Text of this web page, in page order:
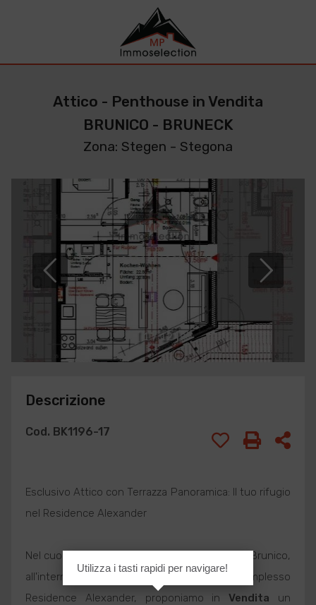
Attico - Penthouse in Vendita
BRUNICO - BRUNECK
Zona: Stegen - Stegona
1 / 12 ]
Descrizione
Cod. BK1196-17
Esclusivo Attico con Terrazza Panoramica: Il tuo rifugio
nel Residence Alexander
Nel cuore della località di Stegona, periferia di Brunico,
all'interno del nuovo e prestigioso complesso
Residence Alexander, proponiamo inVendita un
Utilizza i tasti rapidi per navigare!